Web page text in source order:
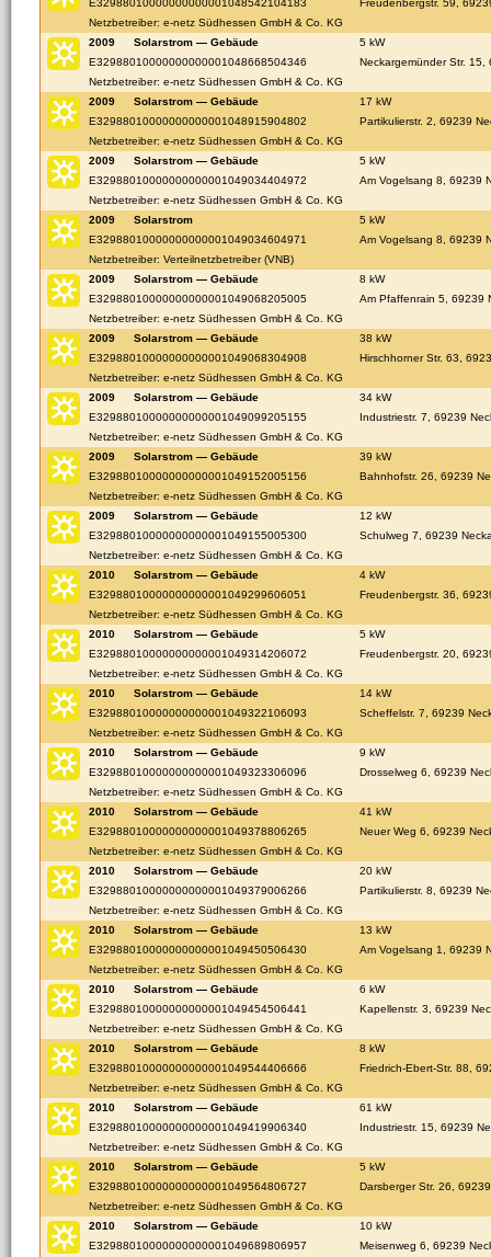
E32988010000000000001048542104183
Freudenbergstr. 59,
Netzbetreiber: e-netz Südhessen GmbH & Co. KG
2009
Solarstrom — Gebäude
5 kW
E32988010000000000001048668504346
Neckargemünder Str. 15,
Netzbetreiber: e-netz Südhessen GmbH & Co. KG
2009
Solarstrom — Gebäude
17 kW
E32988010000000000001048915904802
Partikulierstr. 2, 69239
Netzbetreiber: e-netz Südhessen GmbH & Co. KG
2009
Solarstrom — Gebäude
5 kW
E32988010000000000001049034404972
Am Vogelsang 8, 69239
Netzbetreiber: e-netz Südhessen GmbH & Co. KG
2009
Solarstrom
5 kW
E32988010000000000001049034604971
Am Vogelsang 8, 69239
Netzbetreiber: Verteilnetzbetreiber (VNB)
2009
Solarstrom — Gebäude
8 kW
E32988010000000000001049068205005
Am Pfaffenrain 5, 69239
Netzbetreiber: e-netz Südhessen GmbH & Co. KG
2009
Solarstrom — Gebäude
38 kW
E32988010000000000001049068304908
Hirschhorner Str. 63,
Netzbetreiber: e-netz Südhessen GmbH & Co. KG
2009
Solarstrom — Gebäude
34 kW
E32988010000000000001049099205155
Industriestr. 7, 69239
Netzbetreiber: e-netz Südhessen GmbH & Co. KG
2009
Solarstrom — Gebäude
39 kW
E32988010000000000001049152005156
Bahnhofstr. 26, 69239
Netzbetreiber: e-netz Südhessen GmbH & Co. KG
2009
Solarstrom — Gebäude
12 kW
E32988010000000000001049155005300
Schulweg 7, 69239
Netzbetreiber: e-netz Südhessen GmbH & Co. KG
2010
Solarstrom — Gebäude
4 kW
E32988010000000000001049299606051
Freudenbergstr. 36,
Netzbetreiber: e-netz Südhessen GmbH & Co. KG
2010
Solarstrom — Gebäude
5 kW
E32988010000000000001049314206072
Freudenbergstr. 20,
Netzbetreiber: e-netz Südhessen GmbH & Co. KG
2010
Solarstrom — Gebäude
14 kW
E32988010000000000001049322106093
Scheffelstr. 7, 69239
Netzbetreiber: e-netz Südhessen GmbH & Co. KG
2010
Solarstrom — Gebäude
9 kW
E32988010000000000001049323306096
Drosselweg 6, 69239
Netzbetreiber: e-netz Südhessen GmbH & Co. KG
2010
Solarstrom — Gebäude
41 kW
E32988010000000000001049378806265
Neuer Weg 6, 69239
Netzbetreiber: e-netz Südhessen GmbH & Co. KG
2010
Solarstrom — Gebäude
20 kW
E32988010000000000001049379006266
Partikulierstr. 8, 69239
Netzbetreiber: e-netz Südhessen GmbH & Co. KG
2010
Solarstrom — Gebäude
13 kW
E32988010000000000001049450506430
Am Vogelsang 1, 69239
Netzbetreiber: e-netz Südhessen GmbH & Co. KG
2010
Solarstrom — Gebäude
6 kW
E32988010000000000001049454506441
Kapellenstr. 3, 69239
Netzbetreiber: e-netz Südhessen GmbH & Co. KG
2010
Solarstrom — Gebäude
8 kW
E32988010000000000001049544406666
Friedrich-Ebert-Str. 88,
Netzbetreiber: e-netz Südhessen GmbH & Co. KG
2010
Solarstrom — Gebäude
61 kW
E32988010000000000001049419906340
Industriestr. 15, 69239
Netzbetreiber: e-netz Südhessen GmbH & Co. KG
2010
Solarstrom — Gebäude
5 kW
E32988010000000000001049564806727
Darsberger Str. 26,
Netzbetreiber: e-netz Südhessen GmbH & Co. KG
2010
Solarstrom — Gebäude
10 kW
E32988010000000000001049689806957
Meisenweg 6, 69239